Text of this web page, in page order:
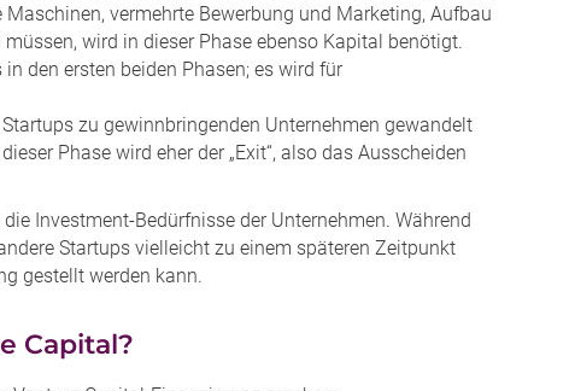
vermehrte Bewerbung und Marketing, Aufbau
wird in dieser Phase ebenso Kapital benötigt.
den ersten beiden Phasen; es wird für
zu gewinnbringenden Unternehmen gewandelt
Phase wird eher der „Exit“, also das Ausscheiden
Investment-Bedürfnisse der Unternehmen. Während
Startups vielleicht zu einem späteren Zeitpunkt
gestellt werden kann.
Capital?